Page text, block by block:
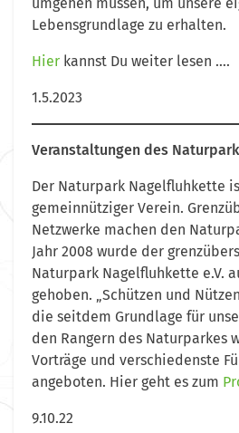
Lebensgrundlage zu erhalten.
Hier kannst Du weiter lesen ….
1.5.2023
Veranstaltungen des
Der Naturpark Nagelfluhkette
gemeinnütziger Verein.
Netzwerke machen den
Jahr 2008 wurde der
Naturpark Nagelfluhkette e.V.
gehoben. „Schützen und
die seitdem Grundlage für
den Rangern des Naturparkes
Vorträge und verschiedenste
angeboten. Hier geht es zum
9.10.22